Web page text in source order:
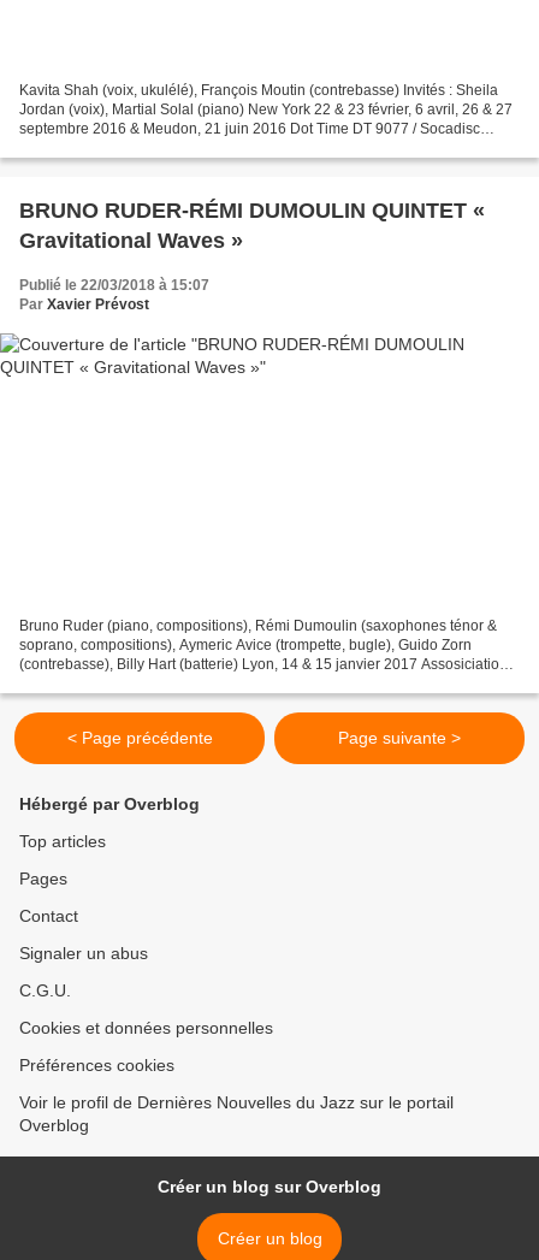
Kavita Shah (voix, ukulélé), François Moutin (contrebasse) Invités : Sheila
Jordan (voix), Martial Solal (piano) New York 22 & 23 février, 6 avril, 26 & 27
septembre 2016 & Meudon, 21 juin 2016 Dot Time DT 9077 / Socadisc
BRUNO RUDER-RÉMI DUMOULIN QUINTET «
Gravitational Waves »
Publié le 22/03/2018 à 15:07
Par Xavier Prévost
Bruno Ruder (piano, compositions), Rémi Dumoulin (saxophones ténor &
soprano, compositions), Aymeric Avice (trompette, bugle), Guido Zorn
(contrebasse), Billy Hart (batterie) Lyon, 14 & 15 janvier 2017 Assosiciation
< Page précédente Page suivante >
Hébergé par Overblog
Top articles
Pages
Contact
Signaler un abus
C.G.U.
Cookies et données personnelles
Préférences cookies
Voir le profil de Dernières Nouvelles du Jazz sur le portail
Overblog
Créer un blog sur Overblog
Créer un blog